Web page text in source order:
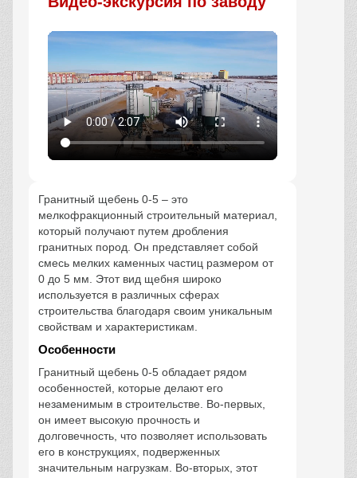
Гранитный щебень 0-5 – это
мелкофракционный строительный материал,
который получают путем дробления
гранитных пород. Он представляет собой
смесь мелких каменных частиц размером от
0 до 5 мм. Этот вид щебня широко
используется в различных сферах
строительства благодаря своим уникальным
свойствам и характеристикам.
Особенности
Гранитный щебень 0-5 обладает рядом
особенностей, которые делают его
незаменимым в строительстве. Во-первых,
он имеет высокую прочность и
долговечность, что позволяет использовать
его в конструкциях, подверженных
значительным нагрузкам. Во-вторых, этот